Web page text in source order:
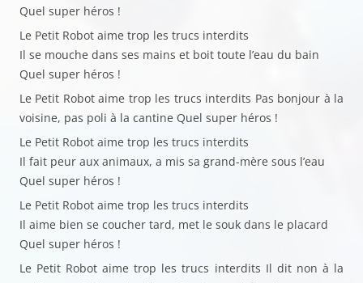
Quel super héros !
Le Petit Robot aime trop les trucs interdits
Il se mouche dans ses mains et boit toute l’eau du bain
Quel super héros !
Le Petit Robot aime trop les trucs interdits Pas bonjour à la
voisine, pas poli à la cantine Quel super héros !
Le Petit Robot aime trop les trucs interdits
Il fait peur aux animaux, a mis sa grand-mère sous l’eau
Quel super héros !
Le Petit Robot aime trop les trucs interdits
Il aime bien se coucher tard, met le souk dans le placard
Quel super héros !
Le Petit Robot aime trop les trucs interdits Il dit non à la